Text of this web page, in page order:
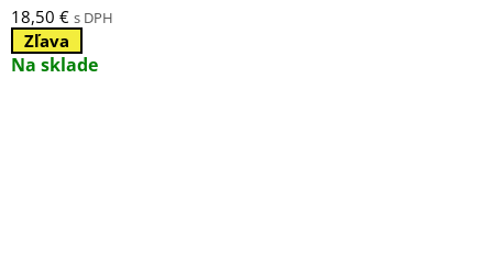
18,50 € s DPH
Zľava
Na sklade